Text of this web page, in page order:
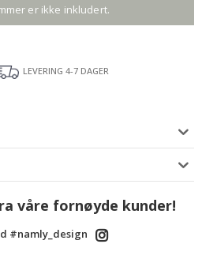
er ikke inkludert.
LEVERING 4-7 DAGER
våre fornøyde kunder!
#namly_design